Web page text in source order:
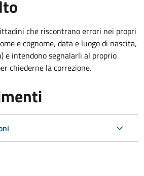
che riscontrano errori nei propri
e cognome, data e luogo di nascita,
e intendono segnalarli al proprio
chiederne la correzione.